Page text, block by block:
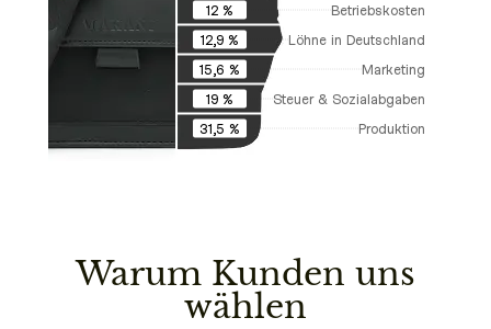
12 %
Betriebskosten
12,9 %
Löhne in Deutschland
15,6 %
Marketing
19 %
Steuer & Sozialabgaben
31,5 %
Produktion
Warum Kunden uns
wählen